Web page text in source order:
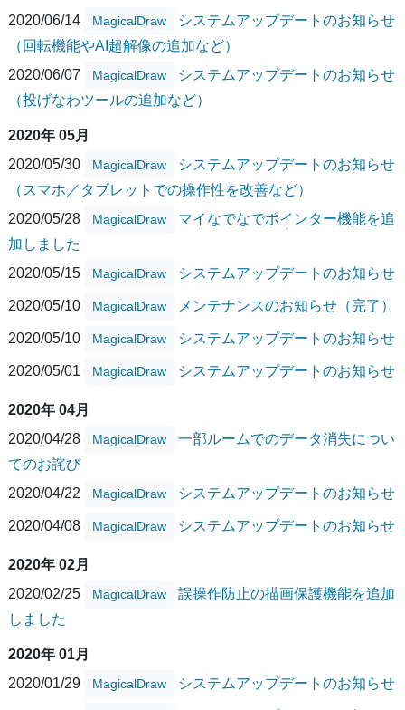
2020/06/14
MagicalDraw
システムアップデートのお知らせ
（回転機能やAI超解像の追加など）
2020/06/07
MagicalDraw
システムアップデートのお知らせ
（投げなわツールの追加など）
2020年 05月
2020/05/30
MagicalDraw
システムアップデートのお知らせ
（スマホ／タブレットでの操作性を改善など）
2020/05/28
MagicalDraw
マイなでなでポインター機能を追
加しました
2020/05/15
MagicalDraw システムアップデートのお知らせ
2020/05/10 MagicalDraw メンテナンスのお知らせ（完了）
2020/05/10 MagicalDraw システムアップデートのお知らせ
2020/05/01 MagicalDraw システムアップデートのお知らせ
2020年 04月
2020/04/28
MagicalDraw
一部ルームでのデータ消失につい
てのお詫び
2020/04/22
MagicalDraw システムアップデートのお知らせ
2020/04/08 MagicalDraw システムアップデートのお知らせ
2020年 02月
2020/02/25
MagicalDraw
誤操作防止の描画保護機能を追加
しました
2020年 01月
2020/01/29
MagicalDraw システムアップデートのお知らせ